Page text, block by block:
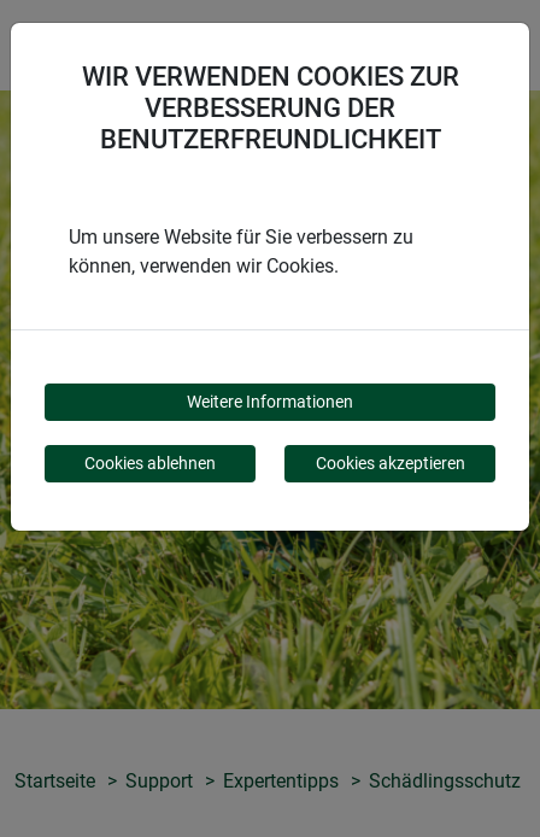
SCHRITT VORAUS
HAUS UND GARTEN SCHÜTZEN
Startseite Support Expertentipps Schädlingsschutz
WIR VERWENDEN COOKIES ZUR
VERBESSERUNG DER
BENUTZERFREUNDLICHKEIT
Um unsere Website für Sie verbessern zu
können, verwenden wir Cookies.
Weitere Informationen
Cookies ablehnen Cookies akzeptieren